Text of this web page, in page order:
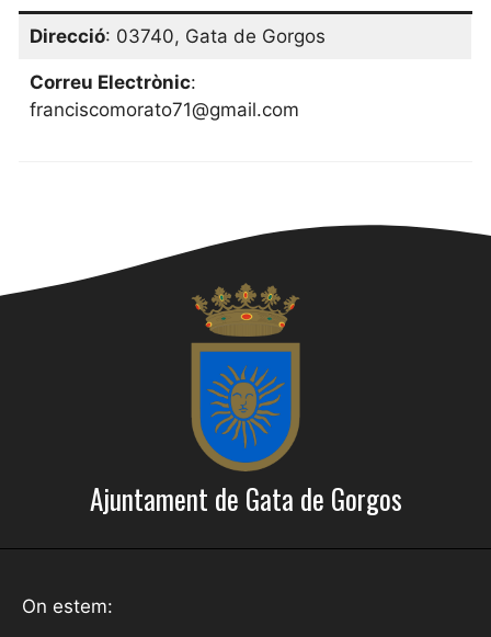
Direcció: 03740, Gata de Gorgos
Correu Electrònic:
franciscomorato71@gmail.com
Ajuntament de Gata de Gorgos
On estem: